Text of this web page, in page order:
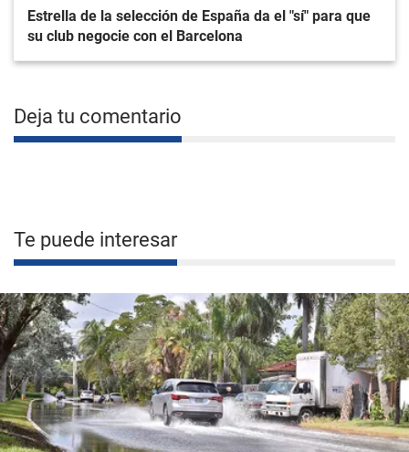
Estrella de la selección de España da el "sí" para que
su club negocie con el Barcelona
Deja tu comentario
Te puede interesar